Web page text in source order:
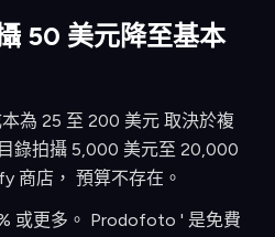
50 美元降至基本
為 25 至 200 美元 取決於複
錄拍攝 5,000 美元至 20,000
商店， 預算不存在。
或更多。 Prodofoto ' 是免費